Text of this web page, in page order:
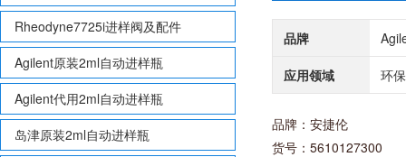
Rheodyne7725i进样阀及配件
Agilent原装2ml自动进样瓶
Agilent代用2ml自动进样瓶
岛津原装2ml自动进样瓶
品牌
应用领域 环
品牌：安捷伦
货号：5610127300